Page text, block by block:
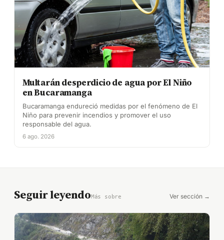
Multarán desperdicio de agua por El Niño
en Bucaramanga
Bucaramanga endureció medidas por el fenómeno de El
Niño para prevenir incendios y promover el uso
responsable del agua.
6 ago. 2026
Seguir leyendoMás sobre Ver sección →